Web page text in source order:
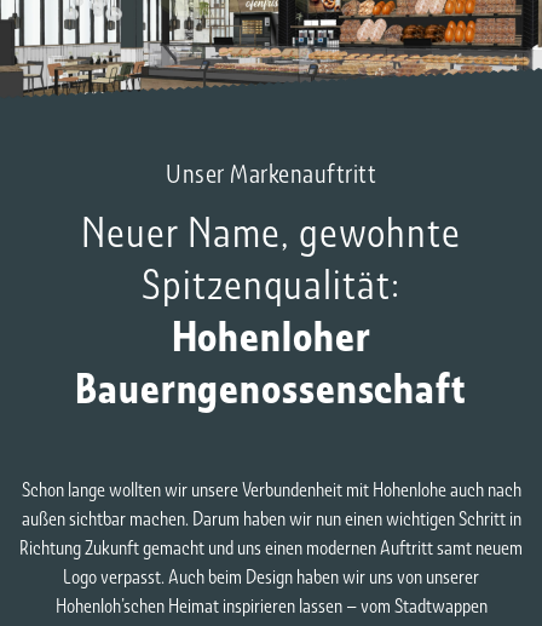
Unser Markenauftritt
Neuer Name, gewohnte
Spitzenqualität:
Hohenloher
Bauerngenossenschaft
Schon lange wollten wir unsere Verbundenheit mit Hohenlohe auch nach
außen sichtbar machen. Darum haben wir nun einen wichtigen Schritt in
Richtung Zukunft gemacht und uns einen modernen Auftritt samt neuem
Logo verpasst. Auch beim Design haben wir uns von unserer
Hohenloh’schen Heimat inspirieren lassen – vom Stadtwappen